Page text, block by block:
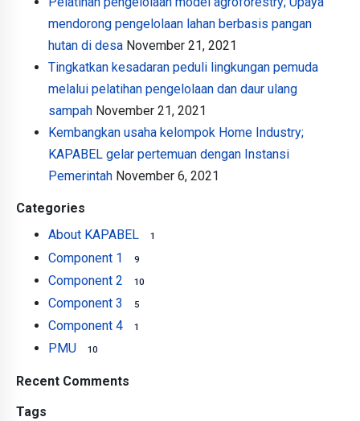
mendorong pengelolaan lahan berbasis pangan
hutan di desa November 21, 2021
Tingkatkan kesadaran peduli lingkungan pemuda
melalui pelatihan pengelolaan dan daur ulang
sampah November 21, 2021
Kembangkan usaha kelompok Home Industry;
KAPABEL gelar pertemuan dengan Instansi
Pemerintah November 6, 2021
Categories
About KAPABEL
1
Component 1 9
Component 2 10
Component 3 5
Component 4 1
PMU 10
Recent Comments
Tags